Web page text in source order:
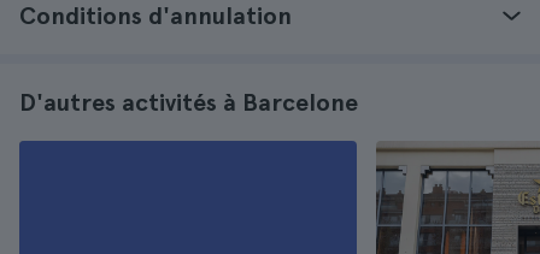
Conditions d'annulation
D'autres activités à Barcelone